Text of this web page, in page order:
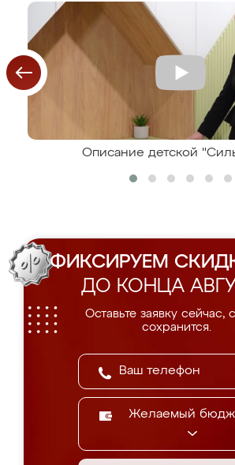
Описание детской
ФИКСИРУЕМ
ДО КОНЦА
Оставьте заявку сейчас,
сохранится.
Желаемый